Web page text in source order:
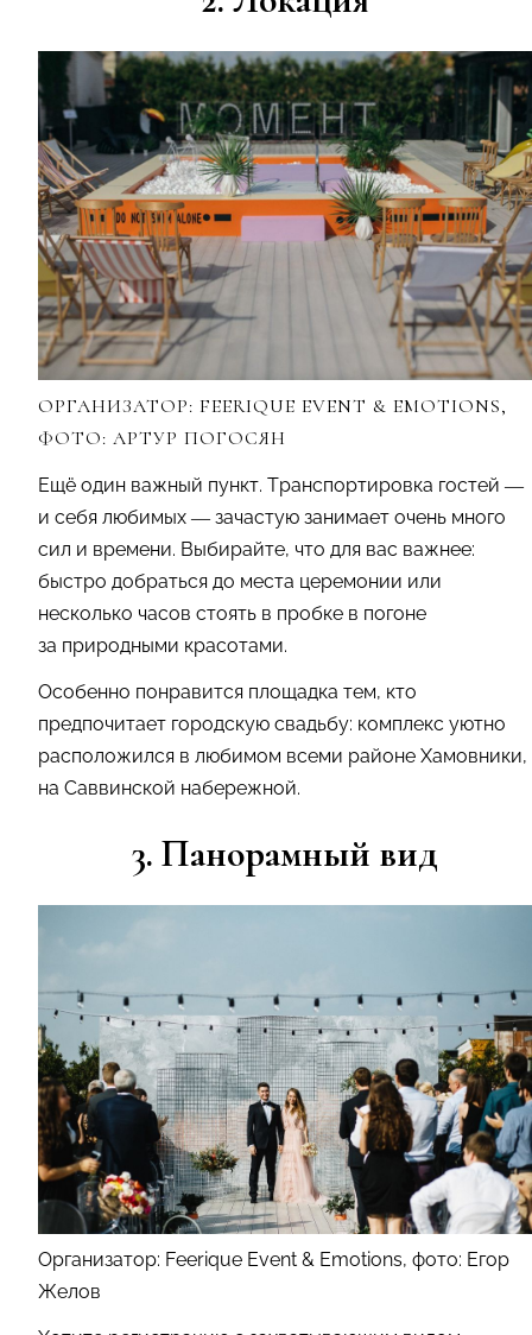
ОРГАНИЗАТОР: FEERIQUE EVENT & EMOTIONS,
ФОТО: АРТУР ПОГОСЯН
Ещё один важный пункт. Транспортировка гостей —
и себя любимых — зачастую занимает очень много
сил и времени. Выбирайте, что для вас важнее:
быстро добраться до места церемонии или
несколько часов стоять в пробке в погоне
за природными красотами.
Особенно понравится площадка тем, кто
предпочитает городскую свадьбу: комплекс уютно
расположился в любимом всеми районе Хамовники,
на Саввинской набережной.
3. Панорамный вид
Организатор: Feerique Event & Emotions, фото: Егор
Желов